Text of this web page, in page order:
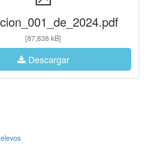
[87,838 kB]
Descargar